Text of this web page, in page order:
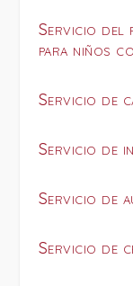
Servicio del
para niños
Servicio de
Servicio de
Servicio de
Servicio de